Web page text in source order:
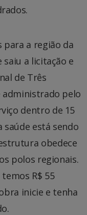
para a região da
saiu a licitação e
de Três
administrado pelo
dentro de 15
saúde está sendo
obedece
polos regionais.
R$ 55
inicie e tenha